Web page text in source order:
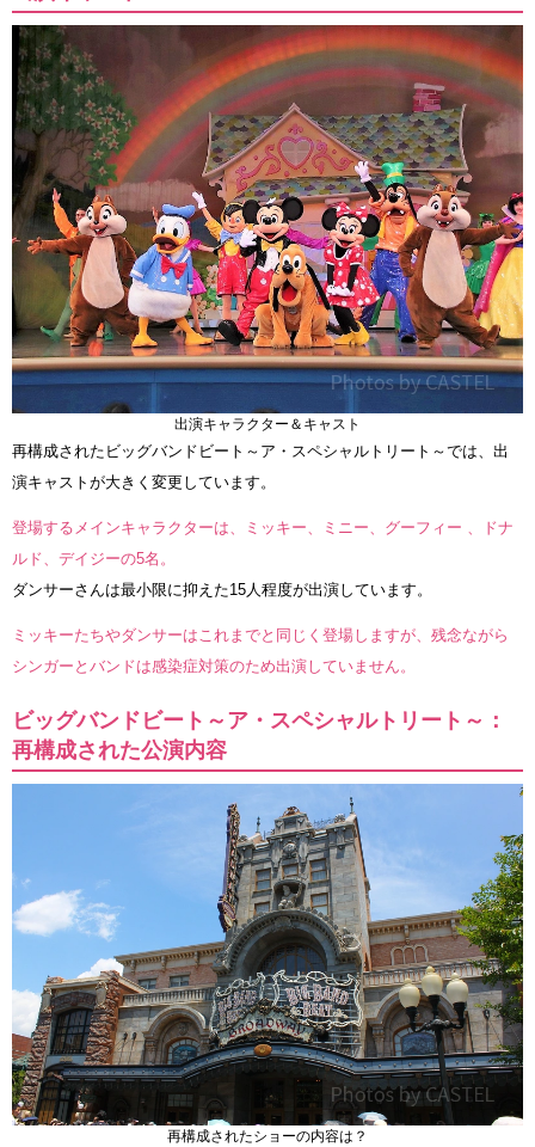
出演キャラクター＆キャスト
再構成されたビッグバンドビート～ア・スペシャルトリート～では、出
演キャストが大きく変更しています。
登場するメインキャラクターは、ミッキー、ミニー、グーフィー 、ドナ
ルド、デイジーの5名。
ダンサーさんは最小限に抑えた15人程度が出演しています。
ミッキーたちやダンサーはこれまでと同じく登場しますが、残念ながら
シンガーとバンドは感染症対策のため出演していません。
ビッグバンドビート～ア・スペシャルトリート～：
再構成された公演内容
再構成されたショーの内容は？